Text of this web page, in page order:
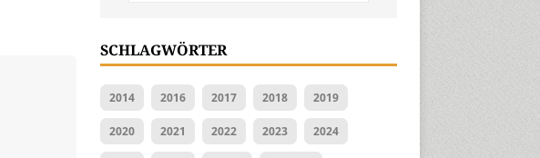
SCHLAGWÖRTER
2014 2016 2017 2018 2019
2020 2021 2022 2023 2024